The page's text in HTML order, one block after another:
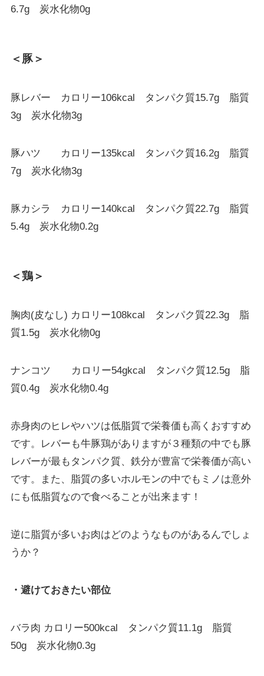
6.7g 炭水化物0g
＜豚＞
豚レバー カロリー106kcal タンパク質15.7g 脂質
3g 炭水化物3g
豚ハツ カロリー135kcal タンパク質16.2g 脂質
7g 炭水化物3g
豚カシラ カロリー140kcal タンパク質22.7g 脂質
5.4g 炭水化物0.2g
＜鶏＞
胸肉(皮なし) カロリー108kcal タンパク質22.3g 脂
質1.5g 炭水化物0g
ナンコツ カロリー54gkcal タンパク質12.5g 脂
質0.4g 炭水化物0.4g
赤身肉のヒレやハツは低脂質で栄養価も高くおすすめ
です。レバーも牛豚鶏がありますが３種類の中でも豚
レバーが最もタンパク質、鉄分が豊富で栄養価が高い
です。また、脂質の多いホルモンの中でもミノは意外
にも低脂質なので食べることが出来ます！
逆に脂質が多いお肉はどのようなものがあるんでしょ
うか？
・避けておきたい部位
バラ肉 カロリー500kcal タンパク質11.1g 脂質
50g 炭水化物0.3g